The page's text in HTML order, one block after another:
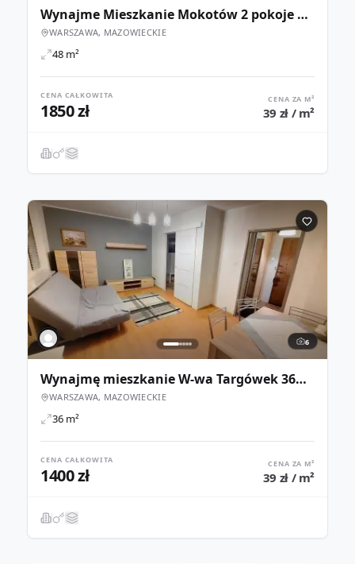
Wynajme Mieszkanie Mokotów 2 pokoje + Loggia / 48m2
WARSZAWA, MAZOWIECKIE
48 m²
CENA CAŁKOWITA
1850 zł
CENA ZA M²
39 zł / m²
6
Wynajmę mieszkanie W-wa Targówek 36m2
WARSZAWA, MAZOWIECKIE
36 m²
CENA CAŁKOWITA
1400 zł
CENA ZA M²
39 zł / m²